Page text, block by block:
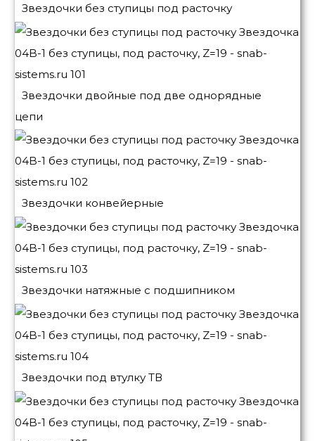
Звездочки без ступицы под расточку
Звездочки двойные под две однорядные
цепи
Звездочки конвейерные
Звездочки натяжные с подшипником
Звездочки под втулку ТВ